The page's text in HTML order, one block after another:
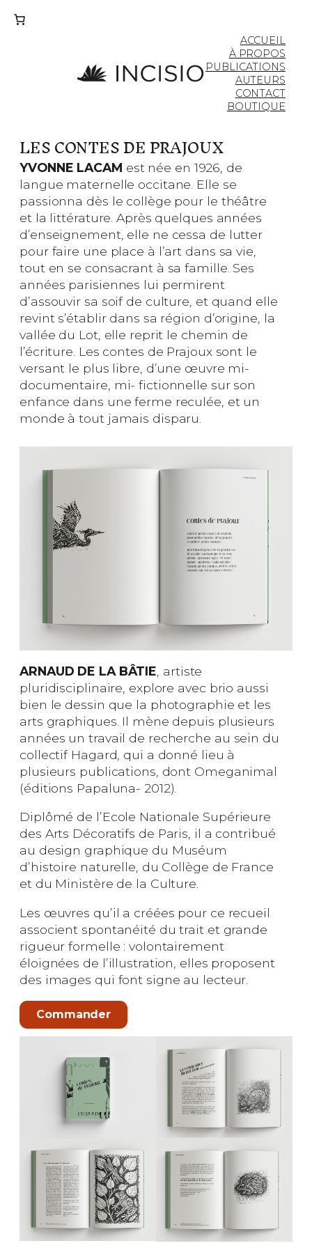
ACCUEIL
À PROPOS
PUBLICATIONS
AUTEURS
CONTACT
BOUTIQUE
LES CONTES DE PRAJOUX
YVONNE LACAM est née en 1926, de
langue maternelle occitane. Elle se
passionna dès le collège pour le théâtre
et la littérature. Après quelques années
d’enseignement, elle ne cessa de lutter
pour faire une place à l’art dans sa vie,
tout en se consacrant à sa famille. Ses
années parisiennes lui permirent
d’assouvir sa soif de culture, et quand elle
revint s’établir dans sa région d’origine, la
vallée du Lot, elle reprit le chemin de
l’écriture. Les contes de Prajoux sont le
versant le plus libre, d’une œuvre mi-
documentaire, mi- fictionnelle sur son
enfance dans une ferme reculée, et un
monde à tout jamais disparu.
ARNAUD DE LA BÂTIE , artiste
pluridisciplinaire, explore avec brio aussi
bien le dessin que la photographie et les
arts graphiques. Il mène depuis plusieurs
années un travail de recherche au sein du
collectif Hagard, qui a donné lieu à
plusieurs publications, dont Omeganimal
(éditions Papaluna- 2012).
Diplômé de l’Ecole Nationale Supérieure
des Arts Décoratifs de Paris, il a contribué
au design graphique du Muséum
d’histoire naturelle, du Collège de France
et du Ministère de la Culture.
Les œuvres qu’il a créées pour ce recueil
associent spontanéité du trait et grande
rigueur formelle : volontairement
éloignées de l’illustration, elles proposent
des images qui font signe au lecteur.
Commander